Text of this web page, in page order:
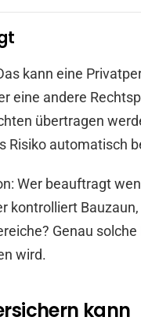
kann eine
eine andere
übertragen
Risiko automatisch
Wer beauftragt
kontrolliert
Genau
wird.
kann